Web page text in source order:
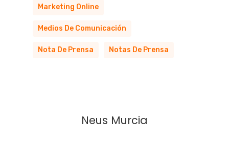
Marketing Online
Medios De Comunicación
Nota De Prensa Notas De Prensa
Neus Murcia